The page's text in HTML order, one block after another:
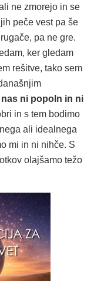
ne zmorejo in se
peče vest pa še
pa ne gre.
ker gledam
rešitve, tako sem
ni popoln in ni
in s tem bodimo
ali idealnega
mi in ni nihče. S
olajšamo težo